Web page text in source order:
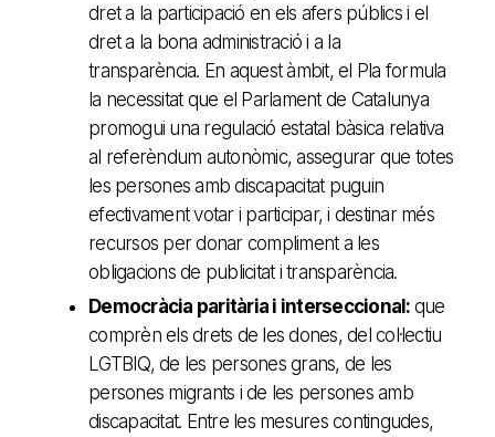
dret a la participació en els afers públics i el
dret a la bona administració i a la
transparència. En aquest àmbit, el Pla formula
la necessitat que el Parlament de Catalunya
promogui una regulació estatal bàsica relativa
al referèndum autonòmic, assegurar que totes
les persones amb discapacitat puguin
efectivament votar i participar, i destinar més
recursos per donar compliment a les
obligacions de publicitat i transparència.
Democràcia paritària i interseccional: que
comprèn els drets de les dones, del col·lectiu
LGTBIQ, de les persones grans, de les
persones migrants i de les persones amb
discapacitat. Entre les mesures contingudes,